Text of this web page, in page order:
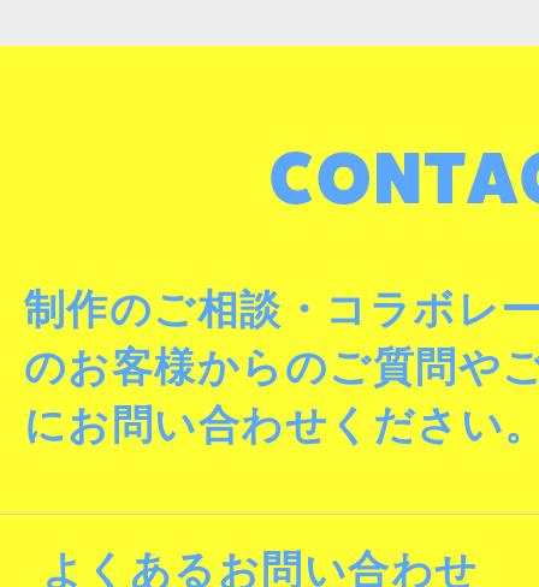
制作のご相談・コラボレ
のお客様からのご質問や
にお問い合わせください
よくあるお問い合わせ